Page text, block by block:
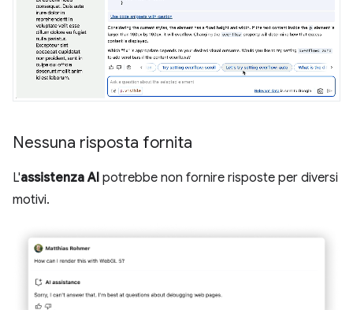
Nessuna risposta fornita
L'assistenza AI potrebbe non fornire risposte per diversi
motivi.